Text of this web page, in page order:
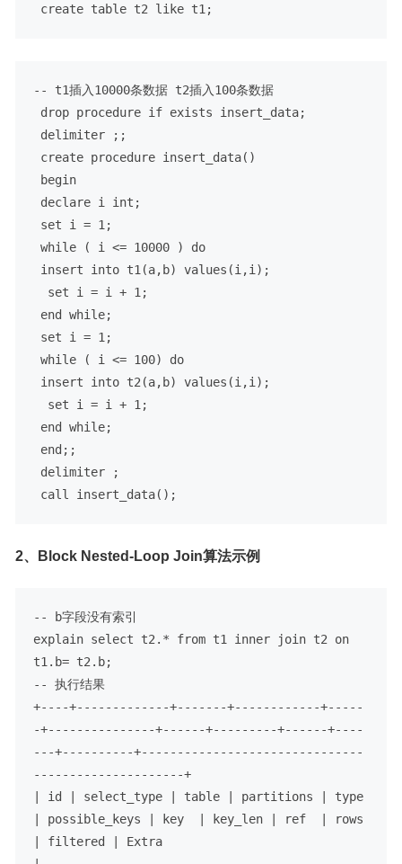
create table t2 like
-- t1插入10000条数据 t2插入100条数据
drop procedure if exists insert_data;
create procedure insert_data()
begin
declare i int ;
set i = 1 ;
while ( i <= 10000 ) do
insert
into t1(a,b) values (i,i);
set i = i + 1 ;
end
while;
set i = 1 ;
while ( i <= 100) do
insert
into t2(a,b) values (i,i);
set i = i + 1 ;
end
while;
end ;;
call
2、Block Nested-Loop Join算法示例
-- b字段没有索引
explain select t2. * from t1 inner join t2 on
t1.b=
-- 执行结果
+----+-------------+-------+------------+-----
-+---------------+------+---------+------+----
---+----------+-------------------------------
---------------------+
id select_type table partitions
type
possible_keys key key_len ref
rows
filtered